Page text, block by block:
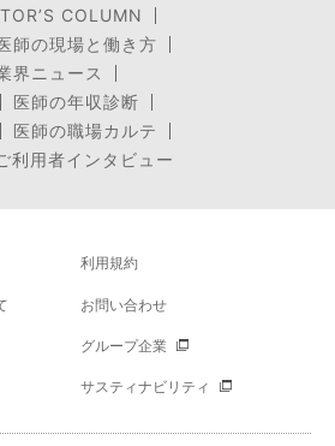
COLUMN
師の現場と働き方
界ニュース
医師の年収診断
医師の職場カルテ
利用者インタビュー
利用規約
お問い合わせ
グループ企業
サスティナビリティ